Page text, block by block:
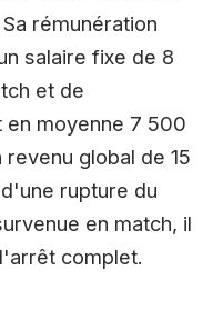
rémunération
salaire fixe de 8
et de
moyenne 7 500
global de 15
rupture du
en match, il
complet.